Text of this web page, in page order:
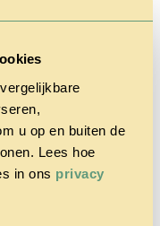
u op en buiten de
Lees hoe
in ons privacy